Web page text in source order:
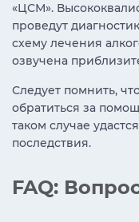
«ЦСМ».
проведут
схему лечения
озвучена
Следует помнить,
обратиться за
таком случае
последствия.
FAQ: